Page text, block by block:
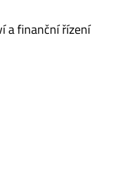
a finanční řízení